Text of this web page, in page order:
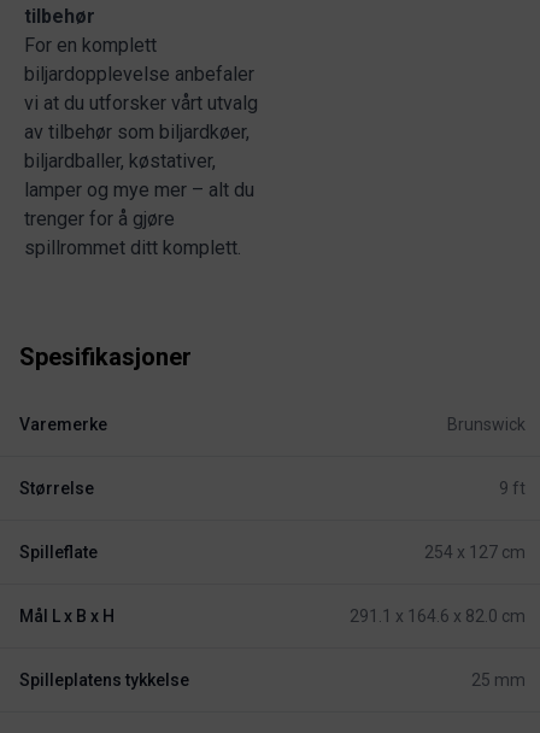
tilbehør
For en komplett
biljardopplevelse anbefaler
vi at du utforsker vårt utvalg
av tilbehør som biljardkøer,
biljardballer, køstativer,
lamper og mye mer – alt du
trenger for å gjøre
spillrommet ditt komplett.
Spesifikasjoner
Varemerke Brunswick
Størrelse 9 ft
Spilleflate 254 x 127 cm
Mål L x B x H 291.1 x 164.6 x 82.0 cm
Spilleplatens tykkelse 25 mm